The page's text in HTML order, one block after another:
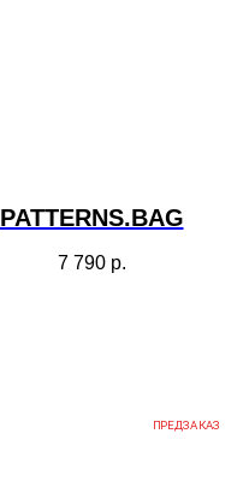
PATTERNS.BAG
7 790 р.
ПРЕДЗАКАЗ